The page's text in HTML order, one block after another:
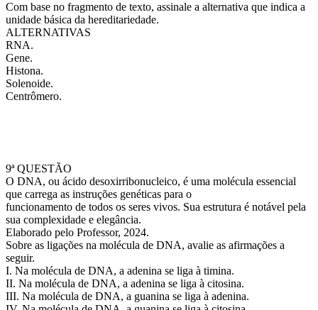
Com base no fragmento de texto, assinale a alternativa que indica a
unidade básica da hereditariedade.
ALTERNATIVAS
RNA.
Gene.
Histona.
Solenoide.
Centrômero.
9ª QUESTÃO
O DNA, ou ácido desoxirribonucleico, é uma molécula essencial
que carrega as instruções genéticas para o
funcionamento de todos os seres vivos. Sua estrutura é notável pela
sua complexidade e elegância.
Elaborado pelo Professor, 2024.
Sobre as ligações na molécula de DNA, avalie as afirmações a
seguir.
I. Na molécula de DNA, a adenina se liga à timina.
II. Na molécula de DNA, a adenina se liga à citosina.
III. Na molécula de DNA, a guanina se liga à adenina.